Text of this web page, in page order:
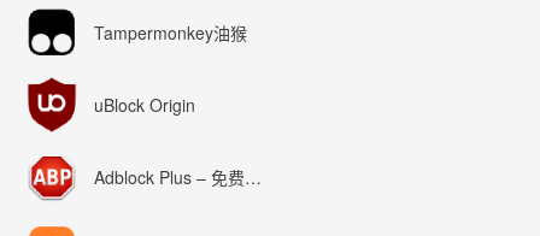
Tampermonkey油猴
uBlock Origin
Adblock Plus – 免费的广告拦截器